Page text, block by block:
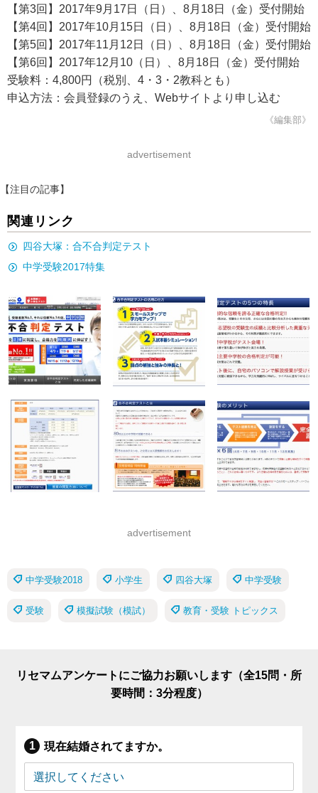
【第3回】2017年9月17日（日）、8月18日（金）受付開始
【第4回】2017年10月15日（日）、8月18日（金）受付開始
【第5回】2017年11月12日（日）、8月18日（金）受付開始
【第6回】2017年12月10（日）、8月18日（金）受付開始
受験料：4,800円（税別、4・3・2教科とも）
申込方法：会員登録のうえ、Webサイトより申し込む
《編集部》
advertisement
【注目の記事】
関連リンク
四谷大塚：合不合判定テスト
中学受験2017特集
advertisement
中学受験2018 小学生 四谷大塚 中学受験
受験 模擬試験（模試） 教育・受験 トピックス
リセマムアンケートにご協力お願いします（全15問・所
要時間：3分程度）
現在結婚されてますか。